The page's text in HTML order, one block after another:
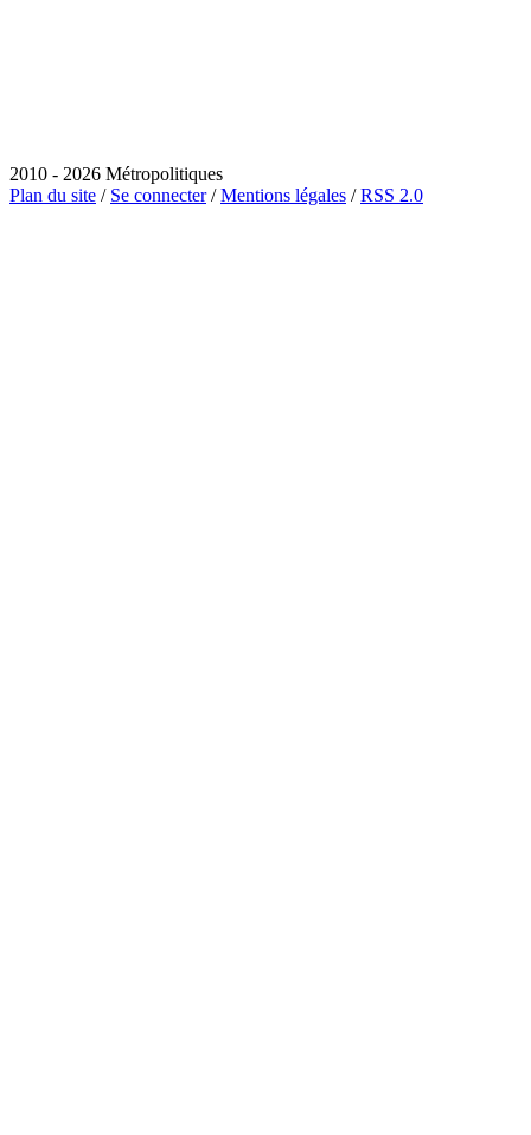
2010 - 2026 Métropolitiques
Plan du site / Se connecter/Mentions légales /RSS 2.0